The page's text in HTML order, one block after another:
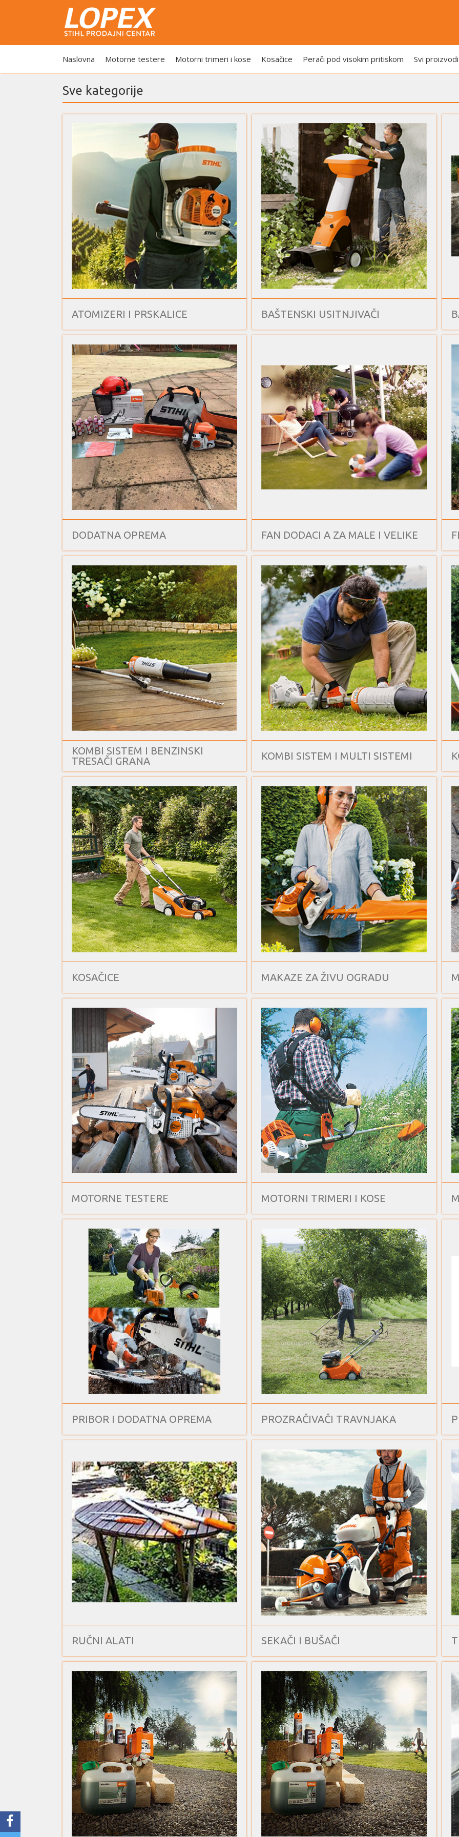
Naslovna Motorne testere Motorni trimeri i kose Kosačice Perači pod visokim pritiskom Svi proizvodi
Sve kategorije
ATOMIZERI I PRSKALICE BAŠTENSKI USITNJIVAČI
DODATNA OPREMA FAN DODACI A ZA MALE I VELIKE
KOMBI SISTEM I BENZINSKI
TRESAČI GRANA
KOMBI SISTEM I MULTI SISTEMI
KOSAČICE MAKAZE ZA ŽIVU OGRADU
MOTORNE TESTERE MOTORNI TRIMERI I KOSE
PRIBOR I DODATNA OPREMA PROZRAČIVAČI TRAVNJAKA
RUČNI ALATI SEKAČI I BUŠAČI